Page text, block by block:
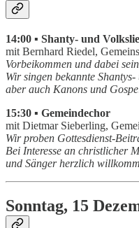
14:00 ▪ Shanty- und
mit Bernhard Riedel,
Vorbeikommen und dabei sein
Wir singen bekannte
aber auch Kanons und
15:30 ▪ Gemeindechor
mit Dietmar Sieberling,
Wir proben Gottesdienst-
Bei Interesse an christlicher
und Sänger herzlich
Sonntag, 15